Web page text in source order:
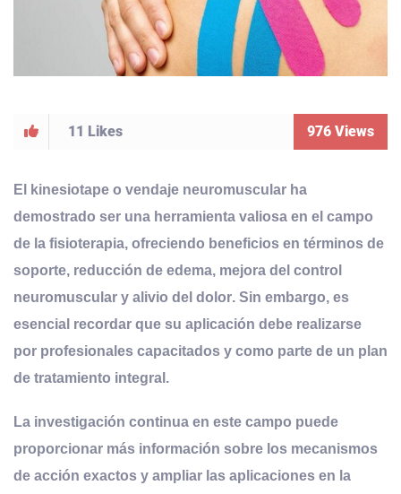
11 Likes 976 Views
El kinesiotape o vendaje neuromuscular ha
demostrado ser una herramienta valiosa en el campo
de la fisioterapia, ofreciendo beneficios en términos de
soporte, reducción de edema, mejora del control
neuromuscular y alivio del dolor. Sin embargo, es
esencial recordar que su aplicación debe realizarse
por profesionales capacitados y como parte de un plan
de tratamiento integral.
La investigación continua en este campo puede
proporcionar más información sobre los mecanismos
de acción exactos y ampliar las aplicaciones en la